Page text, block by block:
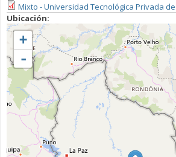
Mixto - Universidad Tecnológica Privada
Ubicación:
+
-